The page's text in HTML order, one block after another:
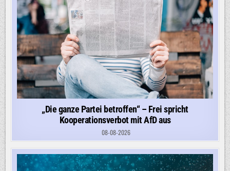
„Die ganze Partei betroffen“ – Frei spricht
Kooperationsverbot mit AfD aus
08-08-2026